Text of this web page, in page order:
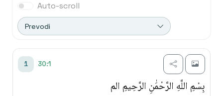
Početak od ajeta je dostupan samo u arapskom
modu.
Auto-scroll
Prevodi
Besim Korkut
1 30:1
بِسْمِ اللَّهِ الرَّحْمَٰنِ الرَّحِيمِ الم